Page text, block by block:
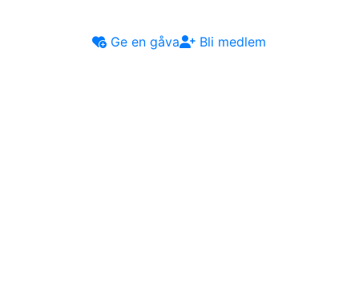
Ge en gåva Bli medlem